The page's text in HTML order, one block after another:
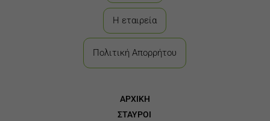
Η εταιρεία
Πολιτική Απορρήτου
ΑΡΧΙΚΗ
ΣΤΑΥΡΟΙ